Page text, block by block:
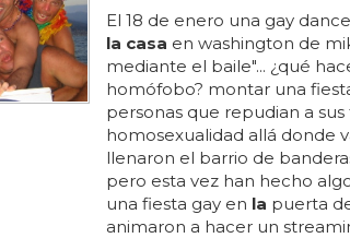
El 18 de enero una gay
la casa en washington de
mediante el baile"... ¿qué
homófobo? montar una
personas que repudian a
homosexualidad allá donde
llenaron el barrio de
pero esta vez han hecho
una fiesta gay en la puerta
animaron a hacer un